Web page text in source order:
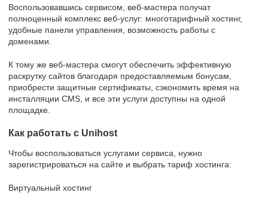
Воспользовавшись сервисом, веб-мастера получат
полноценный комплекс веб-услуг: многотарифный хостинг,
удобные панели управления, возможность работы с
доменами.
К тому же веб-мастера смогут обеспечить эффективную
раскрутку сайтов благодаря предоставляемым бонусам,
приобрести защитные сертификаты, сэкономить время на
инсталляции CMS, и все эти услуги доступны на одной
площадке.
Как работать с Unihost
Чтобы воспользоваться услугами сервиса, нужно
зарегистрироваться на сайте и выбрать тариф хостинга:
Виртуальный хостинг